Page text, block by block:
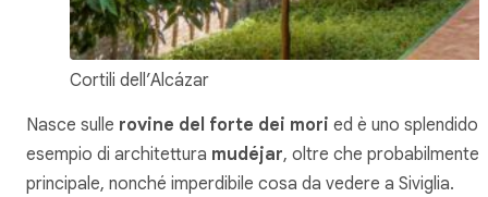
Cortili dell’Alcázar
Nasce sulle rovine del forte dei mori ed è uno splendido
esempio di architettura mudéjar, oltre che probabilmente
principale, nonché imperdibile cosa da vedere a Siviglia.